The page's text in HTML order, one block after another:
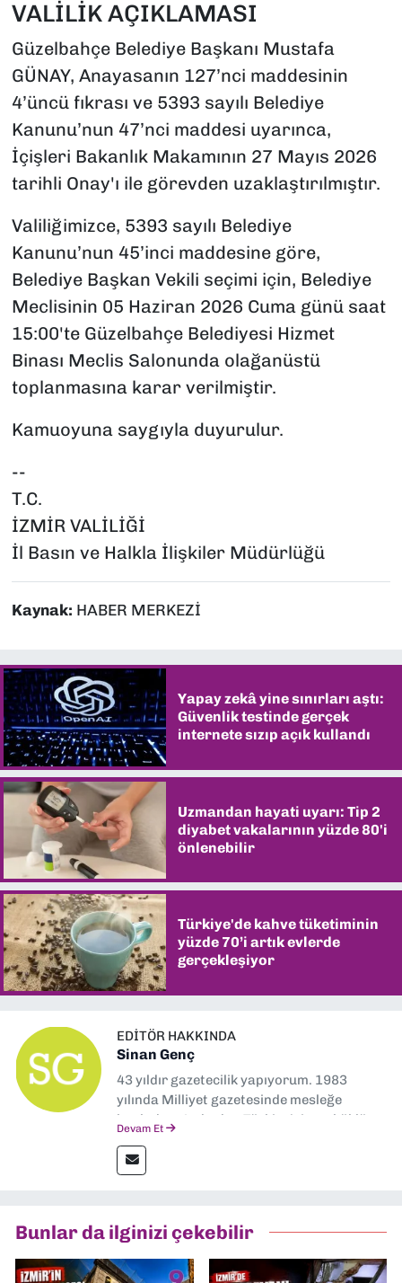
VALİLİK AÇIKLAMASI
Güzelbahçe Belediye Başkanı Mustafa
GÜNAY, Anayasanın 127’nci maddesinin
4’üncü fıkrası ve 5393 sayılı Belediye
Kanunu’nun 47’nci maddesi uyarınca,
İçişleri Bakanlık Makamının 27 Mayıs 2026
tarihli Onay'ı ile görevden uzaklaştırılmıştır.
Valiliğimizce, 5393 sayılı Belediye
Kanunu’nun 45’inci maddesine göre,
Belediye Başkan Vekili seçimi için, Belediye
Meclisinin 05 Haziran 2026 Cuma günü saat
15:00'te Güzelbahçe Belediyesi Hizmet
Binası Meclis Salonunda olağanüstü
toplanmasına karar verilmiştir.
Kamuoyuna saygıyla duyurulur.
--
T.C.
İZMİR VALİLİĞİ
İl Basın ve Halkla İlişkiler Müdürlüğü
Kaynak: HABER MERKEZİ
Yapay zekâ yine sınırları aştı:
Güvenlik testinde gerçek
internete sızıp açık kullandı
Uzmandan hayati uyarı: Tip 2
diyabet vakalarının yüzde 80'i
önlenebilir
Türkiye'de kahve tüketiminin
yüzde 70’i artık evlerde
gerçekleşiyor
EDITÖR HAKKINDA
Sinan Genç
43 yıldır gazetecilik yapıyorum. 1983
yılında Milliyet gazetesinde mesleğe
başladım. Ardından Türkiye’nin en köklü
muhabir, editör, müdür yardımcısı ve spor
müdürü olarak görev yaptım. Ayrıca Yeni
Gazetesi'nde editörlük yapıyorum
Devam Et
Bunlar da ilginizi çekebilir